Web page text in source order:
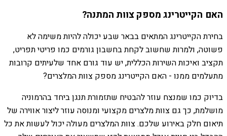
האם הקייטרינג מספק צוות המתנה?
בחירת הקייטרינג המתאים בבאר שבע יכולה להיות משימה לא
פשוטה, ולמרות שחשוב לקחת בחשבון גורמים כמו פריטי תפריט,
תקציב ואיכות השירות הכללית, יש עוד גורם אחד שלעיתים קרובות
מתעלמים ממנו - האם הקייטרינג מספק צוות המלצרים?
בדיוק כמו שמנצח עוזר להבטיח שתזמורת תנגן ביחד בהרמוניה
מושלמת, כך גם צוות מלצרים מקצועי ומנוסה עוזר ליצור אווירה של
תיאום חלק באירוע שלכם. צוות המלצרים מעולה יכול לעשות את כל